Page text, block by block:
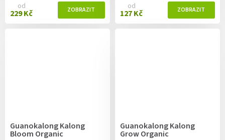
od
229 Kč
od
127 Kč
Guanokalong Kalong
Bloom Organic
Guanokalong Kalong
Grow Organic